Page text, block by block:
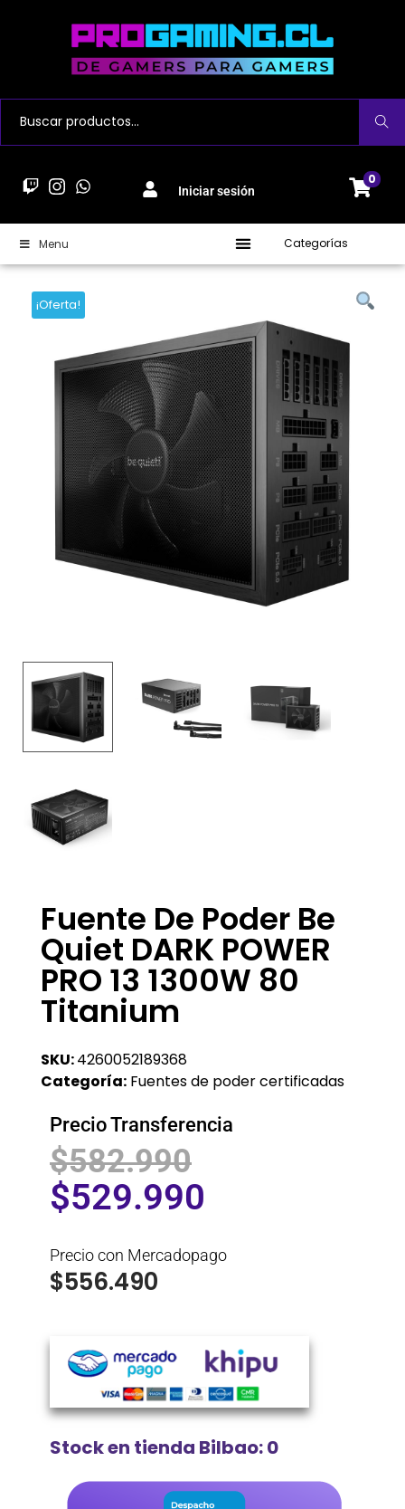
Buscar
Iniciar sesión
0
Menu Categorías
¡Oferta!
Fuente De Poder Be
Quiet DARK POWER
PRO 13 1300W 80
Titanium
SKU:4260052189368
Categoría: Fuentes de poder certificadas
Precio Transferencia
$582.990
$529.990
Precio con Mercadopago
$556.490
Stock en tienda Bilbao: 0